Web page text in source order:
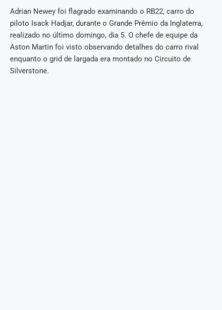
Adrian Newey foi flagrado examinando o RB22, carro do
piloto Isack Hadjar, durante o Grande Prêmio da Inglaterra,
realizado no último domingo, dia 5. O chefe de equipe da
Aston Martin foi visto observando detalhes do carro rival
enquanto o grid de largada era montado no Circuito de
Silverstone.